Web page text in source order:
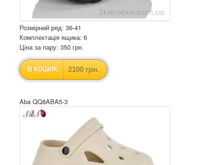
Розмірний ряд: 36-41
Комплектація ящика: 6
Ціна за пару: 350 грн.
В КОШИК 2100 грн.
Aba QQ8ABA5-3